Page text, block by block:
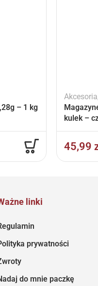
– 1 kg
Akcesoria
kulek –
45,99
linki
prywatności
do mnie paczkę